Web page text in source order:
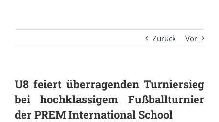
Zurück Vor
U8 feiert überragenden Turniersieg
bei hochklassigem Fußballturnier
der PREM International School